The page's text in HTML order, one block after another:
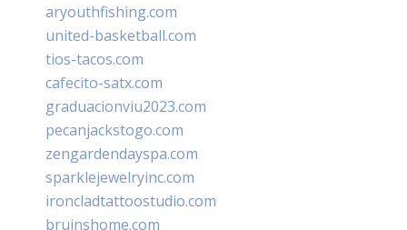
aryouthfishing.com
united-basketball.com
tios-tacos.com
cafecito-satx.com
graduacionviu2023.com
pecanjackstogo.com
zengardendayspa.com
sparklejewelryinc.com
ironcladtattoostudio.com
bruinshome.com